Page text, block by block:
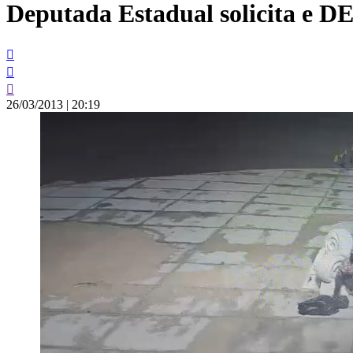
conteúdo
Deputada Estadual solicita e
26/03/2013 | 20:19